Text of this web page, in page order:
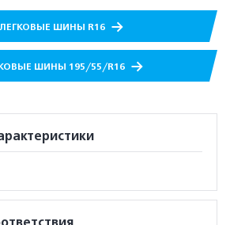
ШИНЫ R16
ШИНЫ 195/55/R16